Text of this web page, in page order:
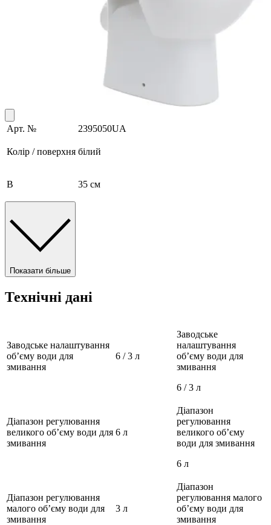
Арт. № 2395050UA
Колір / поверхня білий
B 35 см
Показати більше
Технічні дані
Заводське налаштування
об’єму води для
змивання
6 / 3 л
Заводське
налаштування
об’єму води для
змивання
6 / 3 л
Діапазон регулювання
великого об’єму води для
змивання
6 л
Діапазон
регулювання
великого об’єму
води для змивання
6 л
Діапазон регулювання
малого об’єму води для
змивання
3 л
Діапазон
регулювання малого
об’єму води для
змивання